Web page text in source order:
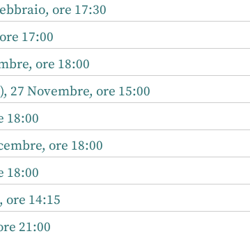
ore 17:30
17:00
ore 18:00
27 Novembre, ore 15:00
18:00
ore 18:00
18:00
ore 14:15
21:00